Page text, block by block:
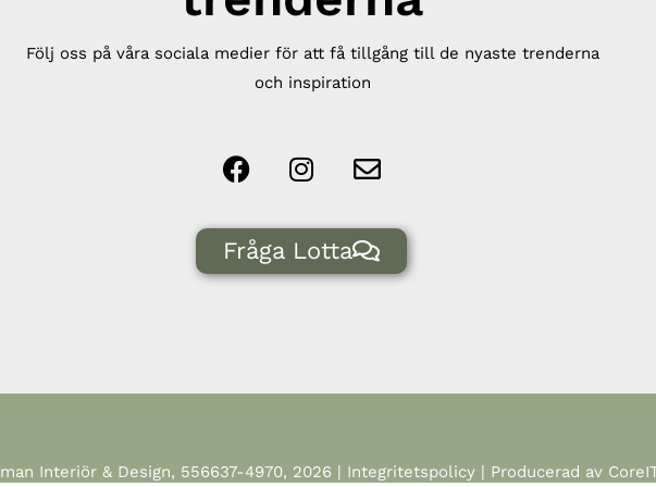
Följ oss på våra sociala medier för att få tillgång till de nyaste trenderna
och inspiration
Fråga Lotta
Interiör & Design, 556637-4970, 2026 | Integritetspolicy | Producerad av